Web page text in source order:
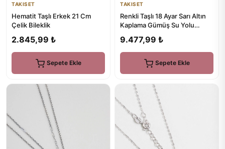
TAKISET
Hematit Taşlı Erkek 21 Cm
Çelik Bileklik
2.845,99 ₺
Sepete Ekle
TAKISET
Renkli Taşlı 18 Ayar Sarı Altın
Kaplama Gümüş Su Yolu
9.477,99 ₺
Sepete Ekle